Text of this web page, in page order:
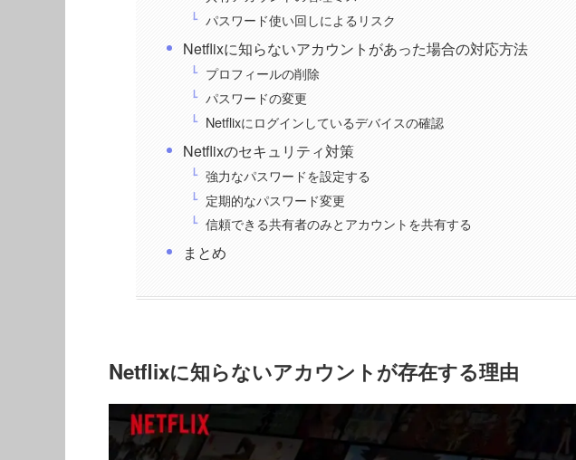
パスワード使い回しによるリスク
Netflixに知らないアカウントがあった場合の対応方法
プロフィールの削除
パスワードの変更
Netflixにログインしているデバイスの確認
Netflixのセキュリティ対策
強力なパスワードを設定する
定期的なパスワード変更
信頼できる共有者のみとアカウントを共有する
まとめ
Netflixに知らないアカウントが存在する理由